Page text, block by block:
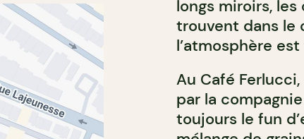
longs miroirs,
trouvent dans le
l’atmosphère
Au Café
par la
toujours le fun